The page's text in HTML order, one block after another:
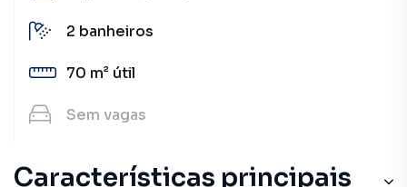
2 banheiros
70 m² útil
Sem vagas
Características principais